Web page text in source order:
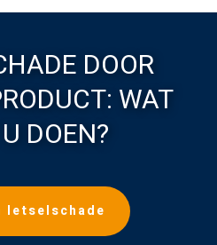
DOOR
WAT
DOEN?
letselschade